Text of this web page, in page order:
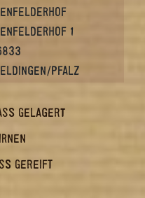
1
PFALZ
GELAGERT
GEREIFT